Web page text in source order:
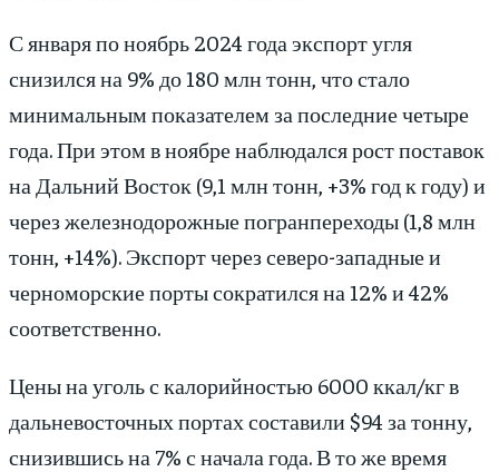
С января по ноябрь 2024 года экспорт угля
снизился на 9% до 180 млн тонн, что стало
минимальным показателем за последние четыре
года. При этом в ноябре наблюдался рост поставок
на Дальний Восток (9,1 млн тонн, +3% год к году) и
через железнодорожные погранпереходы (1,8 млн
тонн, +14%). Экспорт через северо-западные и
черноморские порты сократился на 12% и 42%
соответственно.
Цены на уголь с калорийностью 6000 ккал/кг в
дальневосточных портах составили $94 за тонну,
снизившись на 7% с начала года. В то же время